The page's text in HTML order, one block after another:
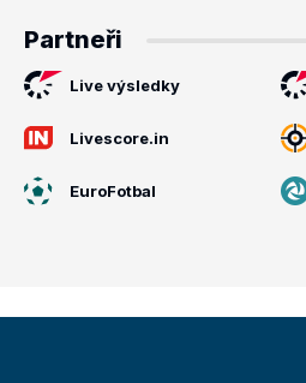
Partneři
Live výsledky
Livescore.in
EuroFotbal